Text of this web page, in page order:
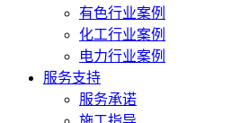
有色行业案例
化工行业案例
电力行业案例
服务支持
服务承诺